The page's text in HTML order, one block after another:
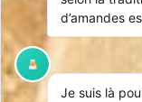
d’amandes
Je suis là